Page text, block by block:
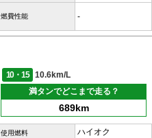
燃費性能 -
10・15
10.6km/L
満タンでどこまで走る？
689km
使用燃料
ハイオク